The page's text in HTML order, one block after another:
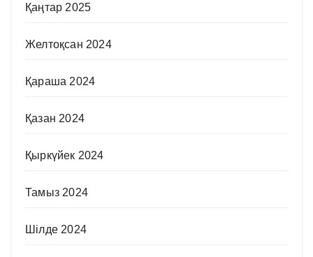
Қаңтар 2025
Желтоқсан 2024
Қараша 2024
Қазан 2024
Қыркүйек 2024
Тамыз 2024
Шілде 2024